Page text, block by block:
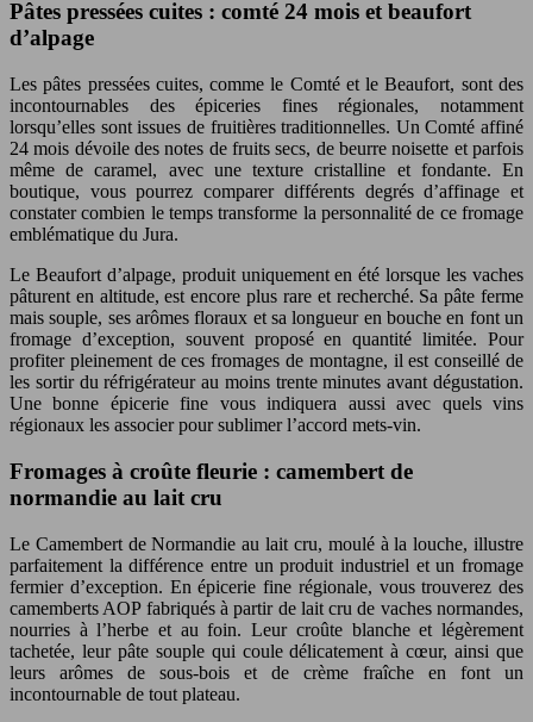
Pâtes pressées cuites : comté 24 mois et beaufort
d’alpage
Les pâtes pressées cuites, comme le Comté et le Beaufort, sont des
incontournables des épiceries fines régionales, notamment
lorsqu’elles sont issues de fruitières traditionnelles. Un Comté affiné
24 mois dévoile des notes de fruits secs, de beurre noisette et parfois
même de caramel, avec une texture cristalline et fondante. En
boutique, vous pourrez comparer différents degrés d’affinage et
constater combien le temps transforme la personnalité de ce fromage
emblématique du Jura.
Le Beaufort d’alpage, produit uniquement en été lorsque les vaches
pâturent en altitude, est encore plus rare et recherché. Sa pâte ferme
mais souple, ses arômes floraux et sa longueur en bouche en font un
fromage d’exception, souvent proposé en quantité limitée. Pour
profiter pleinement de ces fromages de montagne, il est conseillé de
les sortir du réfrigérateur au moins trente minutes avant dégustation.
Une bonne épicerie fine vous indiquera aussi avec quels vins
régionaux les associer pour sublimer l’accord mets-vin.
Fromages à croûte fleurie : camembert de
normandie au lait cru
Le Camembert de Normandie au lait cru, moulé à la louche, illustre
parfaitement la différence entre un produit industriel et un fromage
fermier d’exception. En épicerie fine régionale, vous trouverez des
camemberts AOP fabriqués à partir de lait cru de vaches normandes,
nourries à l’herbe et au foin. Leur croûte blanche et légèrement
tachetée, leur pâte souple qui coule délicatement à cœur, ainsi que
leurs arômes de sous-bois et de crème fraîche en font un
incontournable de tout plateau.